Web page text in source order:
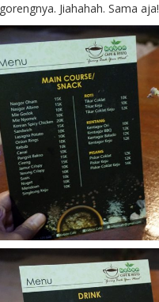
Jiahahah. Sama aja!